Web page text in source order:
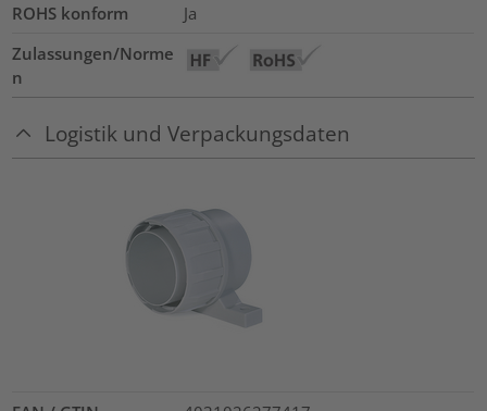
ROHS konform
Ja
Zulassungen/Norme
n
Logistik und Verpackungsdaten